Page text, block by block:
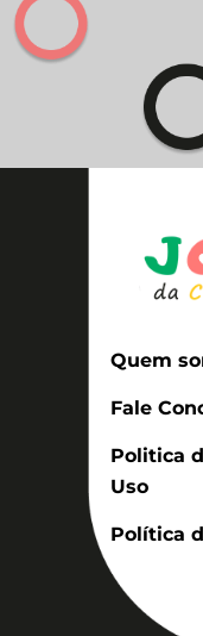
Quem
Fale
Politica
Uso
Política